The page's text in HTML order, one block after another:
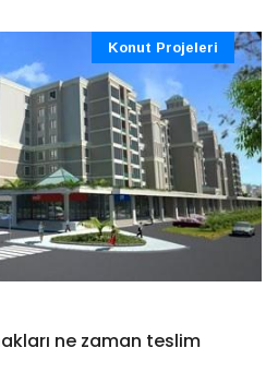
Konut Projeleri
ne zaman teslim